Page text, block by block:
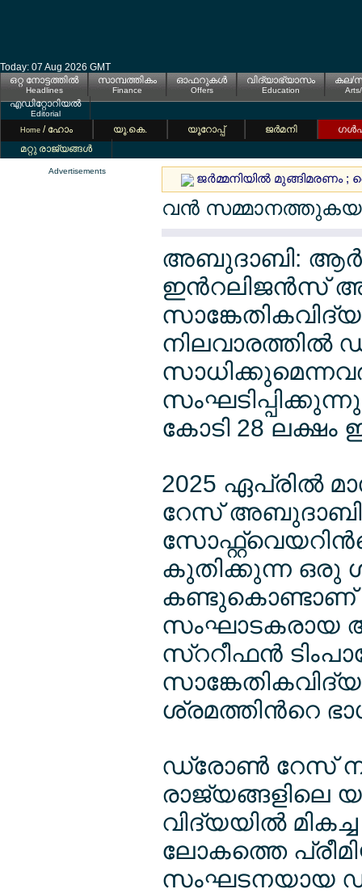
Today: 07 Aug 2026 GMT
ഒറ്റ നോട്ടത്തില്‍
Headlines
സാമ്പത്തികം
Finance
ഓഫറുകള്‍
Offers
വിദ്യാഭ്യാസം
Education
കല/
എഡിറ്റോറിയല്‍
Editorial
Home / ഹോം യൂ.കെ. യൂറോപ്പ് ജര്‍മനി
മറ്റു രാജ്യങ്ങള്‍
Advertisements
ജര്‍മ്മനിയില്‍ മുങ്ങിമരണം ;
വന്‍
അബുദാബി:
ഇന്‍റലിജന്‍സ്
നിലവാരത്തില്‍
കോടി 28
2025 ഏപ്രില്‍
റേസ്
കുതിക്കുന്ന ഒരു
കണ്ടുകൊണ്ടാണ്
സംഘാടകരായ
സ്ററീഫന്‍
ശ്രമത്തിന്‍റെ
ഡ്രോണ്‍ റേസ്
രാജ്യങ്ങളിലെ
വിദ്യയില്‍
ലോകത്തെ
സംഘടനയായ